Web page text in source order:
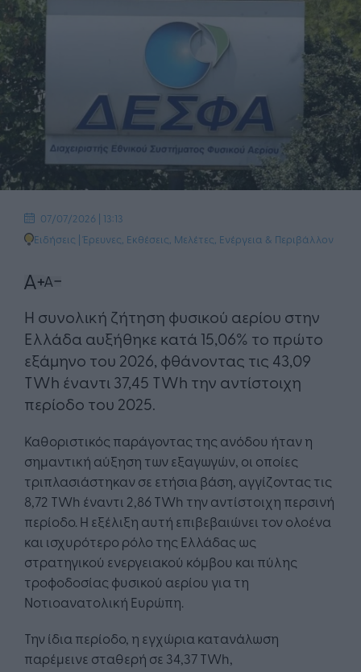
07/07/2026 | 13:13
Ειδήσεις |Έρευνες, Εκθέσεις, Μελέτες Ενέργεια & Περιβάλλον
Η συνολική ζήτηση φυσικού αερίου στην
Ελλάδα αυξήθηκε κατά 15,06% το πρώτο
εξάμηνο του 2026, φθάνοντας τις 43,09
TWh έναντι 37,45 TWh την αντίστοιχη
περίοδο του 2025.
Καθοριστικός παράγοντας της ανόδου ήταν η
σημαντική αύξηση των εξαγωγών, οι οποίες
τριπλασιάστηκαν σε ετήσια βάση, αγγίζοντας τις
8,72 TWh έναντι 2,86 TWh την αντίστοιχη περσινή
περίοδο. Η εξέλιξη αυτή επιβεβαιώνει τον ολοένα
και ισχυρότερο ρόλο της Ελλάδας ως
στρατηγικού ενεργειακού κόμβου και πύλης
τροφοδοσίας φυσικού αερίου για τη
Νοτιοανατολική Ευρώπη.
Την ίδια περίοδο, η εγχώρια κατανάλωση
παρέμεινε σταθερή σε 34,37 TWh,